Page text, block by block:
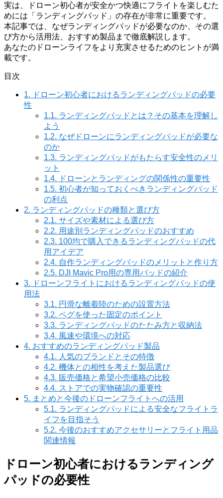
実は、ドローン初心者が安全かつ快適にフライトを楽しむた
めには「ランディングパッド」の存在が非常に重要です。
本記事では、なぜランディングパッドが必要なのか、その選
び方から活用法、おすすめ製品まで徹底解説します。
あなたのドローンライフをより充実させるためのヒントが満
載です。
目次
1. ドローン初心者におけるランディングパッドの必要
性
1.1. ランディングパッドとは？その基本を理解し
よう
1.2. なぜドローンにランディングパッドが必要な
のか
1.3. ランディングパッドがもたらす安全性のメリ
ット
1.4. ドローンとランディングの関係性の重要性
1.5. 初心者が知っておくべきランディングパッド
の利点
2. ランディングパッドの種類と選び方
2.1. サイズや素材による選び方
2.2. 用途別ランディングパッドのおすすめ
2.3. 100均で購入できるランディングパッドの代
用アイデア
2.4. 自作ランディングパッドのメリットと作り方
2.5. DJI Mavic Pro用の専用パッドの紹介
3. ドローンフライトにおけるランディングパッドの使
用法
3.1. 円滑な離着陸のための設置方法
3.2. ペグを使った固定のポイント
3.3. ランディングパッドのたたみ方と収納法
3.4. 風速や環境への対応
4. おすすめのランディングパッド製品
4.1. 人気のブランドとその特徴
4.2. 機体との相性を考えた製品選び
4.3. 販売価格と希望小売価格の比較
4.4. ストアでの実物確認の重要性
5. まとめと今後のドローンフライトへの活用
5.1. ランディングパッドによる安全なフライトラ
イフを目指そう
5.2. 今後のおすすめアクセサリーとフライト用品
関連情報
ドローン初心者におけるランディング
パッドの必要性